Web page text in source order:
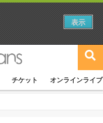
チケット オンラインライブ
表示